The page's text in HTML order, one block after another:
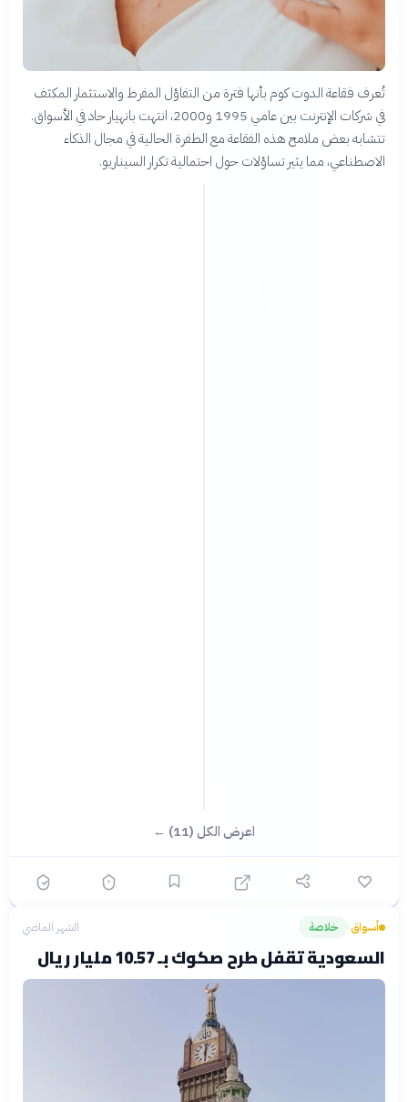
تُعرف فقاعة الدوت كوم بأنها فترة من التفاؤل المفرط والاستثمار المكثف
في شركات الإنترنت بين عامي 1995 و2000، انتهت بانهيار حاد في الأسواق.
تتشابه بعض ملامح هذه الفقاعة مع الطفرة الحالية في مجال الذكاء
الاصطناعي، مما يثير تساؤلات حول احتمالية تكرار السيناريو.
اعرض الكل (11) ←
أسواق› خلاصة الشهر الماضي
السعودية تقفل طرح صكوك بـ 10.57 مليار ريال